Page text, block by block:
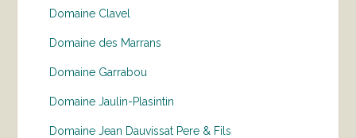
Domaine Clavel
Domaine des Marrans
Domaine Garrabou
Domaine Jaulin-Plasintin
Domaine Jean Dauvissat Pere & Fils